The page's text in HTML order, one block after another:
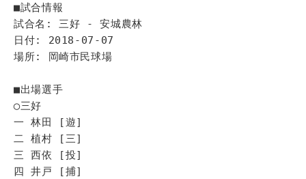
■試合情報
試合名: 三好 - 安城農林
日付: 2018-07-07
場所: 岡崎市民球場
■出場選手
◯三好
一 林田 [遊]
二 植村 [三]
三 西依 [投]
四 井戸 [捕]